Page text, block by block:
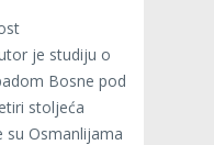
je studiju o
Bosne pod
stoljeća
su Osmanlijama